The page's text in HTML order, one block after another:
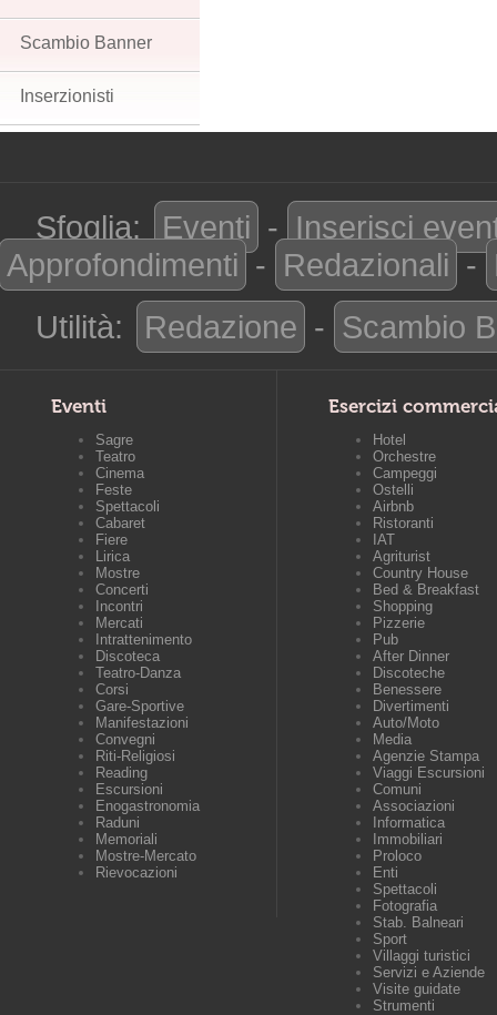
Scambio Banner
Inserzionisti
Sfoglia: Eventi - Inserisci
Approfondimenti - Redazionali -
Utilità:
Redazione - Scambio
Eventi
Sagre
Teatro
Cinema
Feste
Spettacoli
Cabaret
Fiere
Lirica
Mostre
Concerti
Incontri
Mercati
Intrattenimento
Discoteca
Teatro-Danza
Corsi
Gare-Sportive
Manifestazioni
Convegni
Riti-Religiosi
Reading
Escursioni
Enogastronomia
Raduni
Memoriali
Mostre-Mercato
Rievocazioni
Esercizi
Hotel
Orchestre
Campeggi
Ostelli
Airbnb
Ristoranti
IAT
Agriturist
Country House
Bed & Breakfast
Shopping
Pizzerie
Pub
After Dinner
Discoteche
Benessere
Divertimenti
Auto/Moto
Media
Agenzie Stampa
Viaggi Escursioni
Comuni
Associazioni
Informatica
Immobiliari
Proloco
Enti
Spettacoli
Fotografia
Stab. Balneari
Sport
Villaggi turistici
Servizi e Aziende
Visite guidate
Strumenti